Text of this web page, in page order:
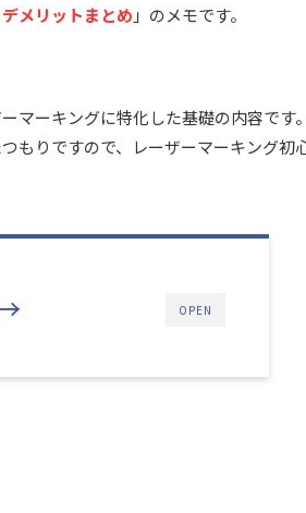
メリットまとめ 」のメモです。
マーキングに特化した基礎の内容です
もりですので、レーザーマーキング初
OPEN